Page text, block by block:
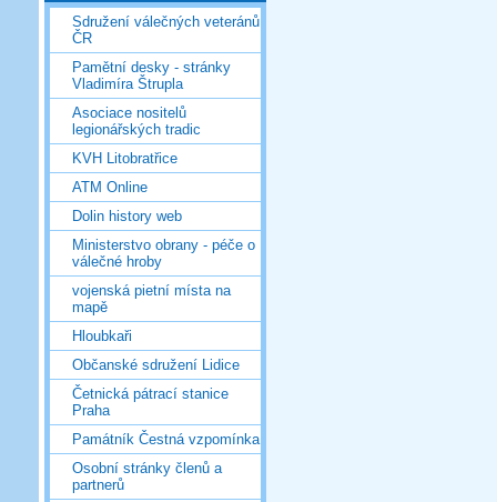
Sdružení válečných veteránů
ČR
Pamětní desky - stránky
Vladimíra Štrupla
Asociace nositelů
legionářských tradic
KVH Litobratřice
ATM Online
Dolin history web
Ministerstvo obrany - péče o
válečné hroby
vojenská pietní místa na
mapě
Hloubkaři
Občanské sdružení Lidice
Četnická pátrací stanice
Praha
Památník Čestná vzpomínka
Osobní stránky členů a
partnerů